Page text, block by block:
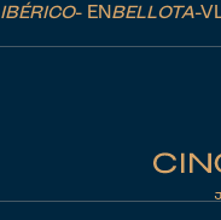
IBÉRICO- ENBELLOTA-